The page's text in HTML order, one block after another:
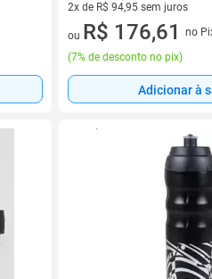
2x de R$ 94,95 sem juros
2 vez de R$ 94,95 sem juros
ou R$ 176,61
no
(7% de desconto no pix)
Adicionar à